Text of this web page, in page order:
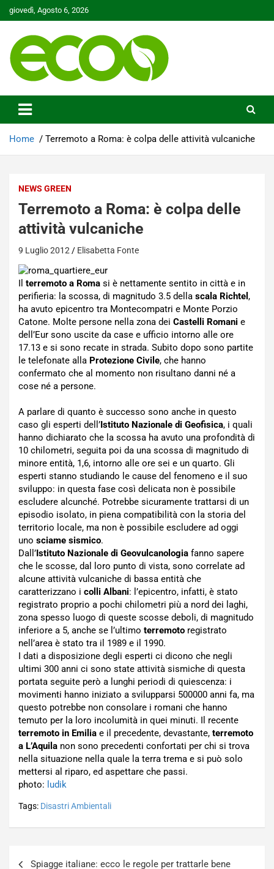
Skip
to
giovedì, Agosto 6, 2026
Ecoo.it
Home Terremoto a Roma: è colpa delle attività vulcaniche
NEWS GREEN
Terremoto a Roma: è colpa delle
attività vulcaniche
9 Luglio 2012 Elisabetta Fonte
Il terremoto a Roma si è nettamente sentito in città e in
perifieria: la scossa, di magnitudo 3.5 della scala Richtel ,
ha avuto epicentro tra Montecompatri e Monte Porzio
Catone. Molte persone nella zona dei Castelli Romani e
dell’Eur sono uscite da case e ufficio intorno alle ore
17.13 e si sono recate in strada. Subito dopo sono partite
le telefonate alla Protezione Civile, che hanno
confermato che al momento non risultano danni né a
cose né a persone.
A parlare di quanto è successo sono anche in questo
caso gli esperti dell’Istituto Nazionale di Geofisica, i quali
hanno dichiarato che la scossa ha avuto una profondità di
10 chilometri, seguita poi da una scossa di magnitudo di
minore entità, 1,6, intorno alle ore sei e un quarto. Gli
esperti stanno studiando le cause del fenomeno e il suo
sviluppo: in questa fase così delicata non è possibile
escludere alcunché. Potrebbe sicuramente trattarsi di un
episodio isolato, in piena compatibilità con la storia del
territorio locale, ma non è possibile escludere ad oggi
uno sciame sismico.
Dall’Istituto Nazionale di Geovulcanologia fanno sapere
che le scosse, dal loro punto di vista, sono correlate ad
alcune attività vulcaniche di bassa entità che
caratterizzano i colli Albani: l’epicentro, infatti, è stato
registrato proprio a pochi chilometri più a nord dei laghi,
zona spesso luogo di queste scosse deboli, di magnitudo
inferiore a 5, anche se l’ultimo terremoto registrato
nell’area è stato tra il 1989 e il 1990.
I dati a disposizione degli esperti ci dicono che negli
ultimi 300 anni ci sono state attività sismiche di questa
portata seguite però a lunghi periodi di quiescenza: i
movimenti hanno iniziato a svilupparsi 500000 anni fa, ma
questo potrebbe non consolare i romani che hanno
temuto per la loro incolumità in quei minuti. Il recente
terremoto in Emilia e il precedente, devastante, terremoto
a L’Aquila non sono precedenti confortati per chi si trova
nella situazione nella quale la terra trema e si può solo
mettersi al riparo, ed aspettare che passi.
photo: ludik
Tags: Disastri Ambientali
Spiagge italiane: ecco le regole per trattarle bene